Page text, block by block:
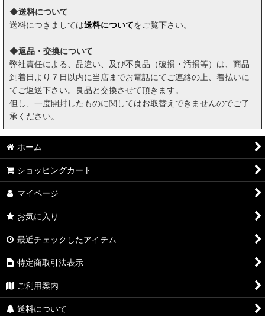
◆送料について
送料につきましては送料についてをご覧下さい。
◆返品・交換について
弊社責任による、品違い、及び不良品（破損・汚損等）は、商品
到着日より７日以内に当店までお電話にてご連絡の上、着払いに
てご返送下さい。良品と交換させて頂きます。
但し、一度開封したものに関してはお取替えできませんのでご了
承ください。
ホーム
ショッピングカート
マイページ
お気に入り
最近チェックしたアイテム
特定商取引法表示
ご利用案内
送料について